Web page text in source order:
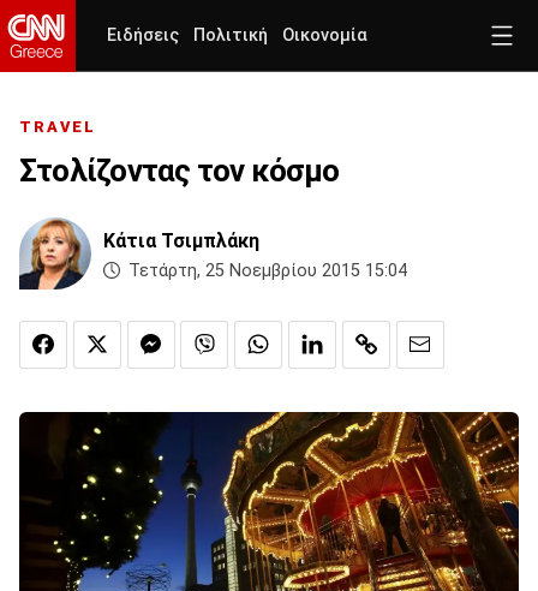
Ειδήσεις Πολιτική Οικονομία
TRAVEL
Στολίζοντας τον κόσμο
Κάτια Τσιμπλάκη
Τετάρτη, 25 Νοεμβρίου 2015 15:04